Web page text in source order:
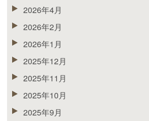
2026年4月
2026年2月
2026年1月
2025年12月
2025年11月
2025年10月
2025年9月